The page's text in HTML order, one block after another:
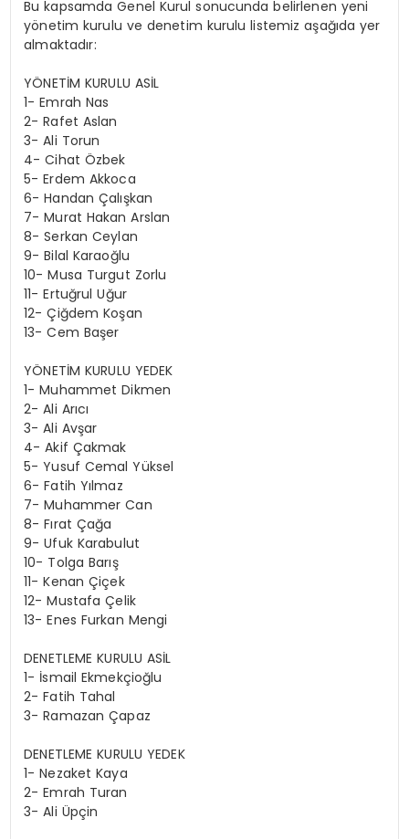
Bu kapsamda Genel Kurul sonucunda belirlenen yeni
yönetim kurulu ve denetim kurulu listemiz aşağıda yer
almaktadır:
YÖNETİM KURULU ASİL
1- Emrah Nas
2- Rafet Aslan
3- Ali Torun
4- Cihat Özbek
5- Erdem Akkoca
6- Handan Çalışkan
7- Murat Hakan Arslan
8- Serkan Ceylan
9- Bilal Karaoğlu
10- Musa Turgut Zorlu
11- Ertuğrul Uğur
12- Çiğdem Koşan
13- Cem Başer
YÖNETİM KURULU YEDEK
1- Muhammet Dikmen
2- Ali Arıcı
3- Ali Avşar
4- Akif Çakmak
5- Yusuf Cemal Yüksel
6- Fatih Yılmaz
7- Muhammer Can
8- Fırat Çağa
9- Ufuk Karabulut
10- Tolga Barış
11- Kenan Çiçek
12- Mustafa Çelik
13- Enes Furkan Mengi
DENETLEME KURULU ASİL
1- İsmail Ekmekçioğlu
2- Fatih Tahal
3- Ramazan Çapaz
DENETLEME KURULU YEDEK
1- Nezaket Kaya
2- Emrah Turan
3- Ali Üpçin